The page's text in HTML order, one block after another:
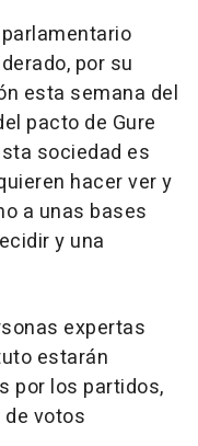
por su
esta semana del
pacto de Gure
sociedad es
hacer ver y
a unas bases
y una
expertas
estarán
por los partidos,
votos